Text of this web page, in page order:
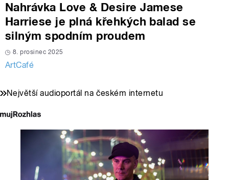
Nahrávka Love & Desire Jamese
Harriese je plná křehkých balad se
silným spodním proudem
8. prosinec 2025
ArtCafé
Největší audioportál na českém internetu